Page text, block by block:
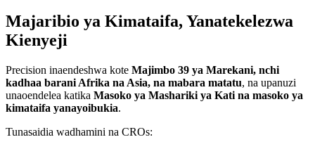
Majaribio ya Kimataifa, Yanatekelezwa
Kienyeji
Precision inaendeshwa kote Majimbo 39 ya Marekani, nchi
kadhaa barani Afrika na Asia, na mabara matatu, na upanuzi
unaoendelea katika Masoko ya Mashariki ya Kati na masoko ya
kimataifa yanayoibukia.
Tunasaidia wadhamini na CROs: